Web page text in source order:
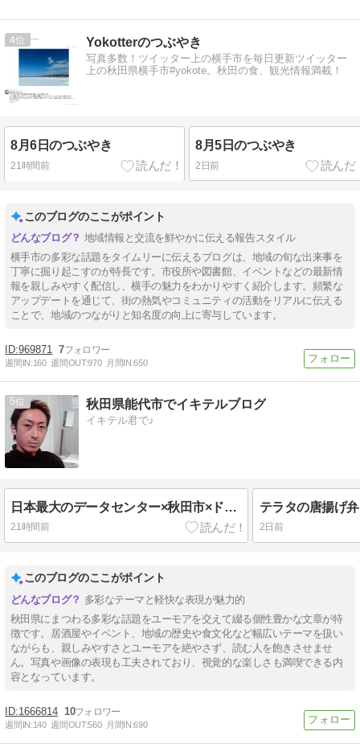
4 Yokotterのつぶやき
写真多数！ツイッター上の横手市を毎日更新ツイッター
上の秋田県横手市#yokote。秋田の食、観光情報満載！
8月6日のつぶやき
21時間前
8月5日のつぶやき
2日前
このブログのここがポイント
地域情報と交流を鮮やかに伝える報告スタイル
横手市の多彩な話題をタイムリーに伝えるブログは、地域の旬な出来事を
丁寧に掘り起こすのが特長です。市役所や図書館、イベントなどの最新情
報を親しみやすく配信し、横手の魅力をわかりやすく紹介します。頻繁な
アップデートを通じて、街の熱気やコミュニティの活動をリアルに伝える
ことで、地域のつながりと知名度の向上に寄与しています。
969871 7
週間IN:160 週間OUT:970 月間IN:650
5 秋田県能代市でイキテルブログ
イキテル君で♪
日本最大のデータセンター×秋田市×ドバイ案件
21時間前
テラタの唐揚げ
2日前
このブログのここがポイント
多彩なテーマと軽快な表現が魅力的
秋田県にまつわる多彩な話題をユーモアを交えて綴る個性豊かな文章が特
徴です。居酒屋やイベント、地域の歴史や食文化など幅広いテーマを扱い
ながらも、親しみやすさとユーモアを絶やさず、読む人を飽きさせませ
ん。写真や画像の表現も工夫されており、視覚的な楽しさも満喫できる内
容となっています。
1666814 10
週間IN:140 週間OUT:560 月間IN:690